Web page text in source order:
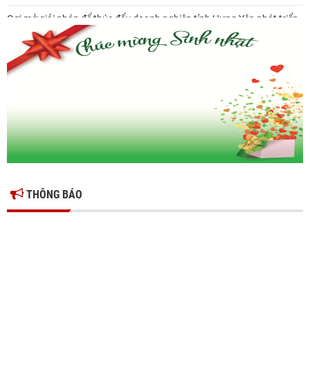
Gợi mở giải pháp để thúc đẩy doanh nghiệp tỉnh Hưng Yên phát triển
Ông Đỗ Văn Vẻ là Chủ tịch Hiệp hội Doanh nghiệp tỉnh Hưng Yên
Hiệp hội doanh nghiệp tỉnh Hưng Yên: Cập nhật chính sách thuế mới
THÔNG BÁO